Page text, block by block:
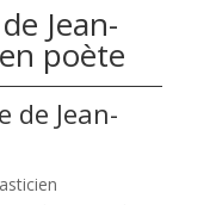
Jean-
poète
de Jean-